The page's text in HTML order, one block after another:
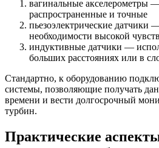
вагинальные акселерометры
распространенные и точные
пьезоэлектрические датчики
необходимости высокой
индуктивные датчики —
больших расстояниях или в
Стандартно, к оборудованию
системы, позволяющие получать
времени и вести долгосрочный
турбин.
Практические